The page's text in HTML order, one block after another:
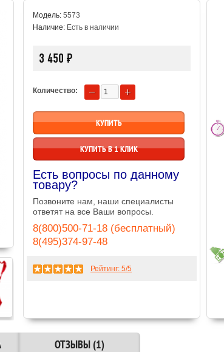
Модель: 5573
Наличие: Есть в наличии
3 450 ₽
Количество:
КУПИТЬ В 1 КЛИК
Есть вопросы по данному
товару?
Позвоните нам, наши специалисты
ответят на все Ваши вопросы.
8(800)500-71-18 (бесплатный)
8(495)374-97-48
Рейтинг: 5/5
ОТЗЫВЫ (1)